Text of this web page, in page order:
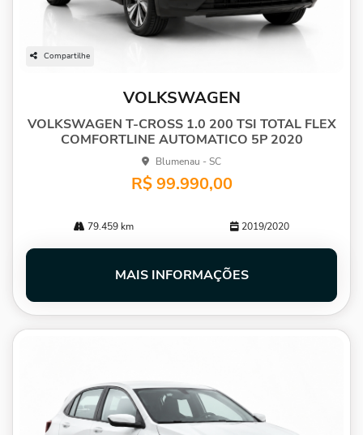
Compartilhe
VOLKSWAGEN
VOLKSWAGEN T-CROSS 1.0 200 TSI TOTAL FLEX
COMFORTLINE AUTOMATICO 5P 2020
Blumenau - SC
R$ 99.990,00
79.459 km 2019/2020
MAIS INFORMAÇÕES